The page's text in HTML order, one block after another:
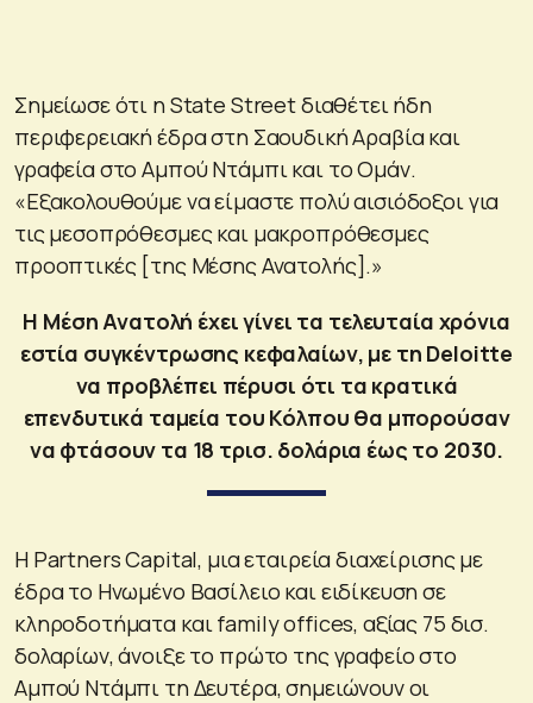
Σημείωσε ότι η State Street διαθέτει ήδη
περιφερειακή έδρα στη Σαουδική Αραβία και
γραφεία στο Αμπού Ντάμπι και το Ομάν.
«Εξακολουθούμε να είμαστε πολύ αισιόδοξοι για
τις μεσοπρόθεσμες και μακροπρόθεσμες
προοπτικές [της Μέσης Ανατολής].»
Η Μέση Ανατολή έχει γίνει τα τελευταία χρόνια
εστία συγκέντρωσης κεφαλαίων, με τη Deloitte
να προβλέπει πέρυσι ότι τα κρατικά
επενδυτικά ταμεία του Κόλπου θα μπορούσαν
να φτάσουν τα 18 τρισ. δολάρια έως το 2030.
Η Partners Capital, μια εταιρεία διαχείρισης με
έδρα το Ηνωμένο Βασίλειο και ειδίκευση σε
κληροδοτήματα και family offices, αξίας 75 δισ.
δολαρίων, άνοιξε το πρώτο της γραφείο στο
Αμπού Ντάμπι τη Δευτέρα, σημειώνουν οι